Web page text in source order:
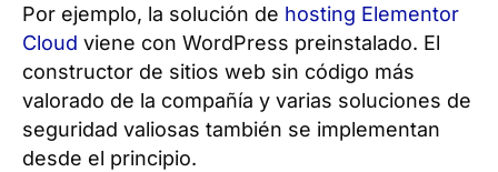
Por ejemplo, la solución de hosting Elementor
Cloud viene con WordPress preinstalado. El
constructor de sitios web sin código más
valorado de la compañía y varias soluciones de
seguridad valiosas también se implementan
desde el principio.